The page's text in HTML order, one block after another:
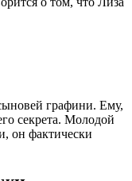
графини. Ему,
секрета. Молодой
он фактически